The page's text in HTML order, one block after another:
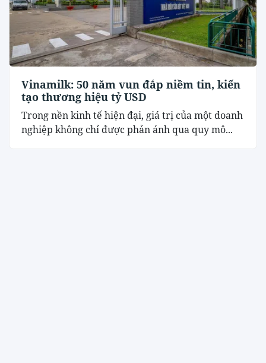
Vinamilk: 50 năm vun đắp niềm tin, kiến
tạo thương hiệu tỷ USD
Trong nền kinh tế hiện đại, giá trị của một doanh
nghiệp không chỉ được phản ánh qua quy mô...